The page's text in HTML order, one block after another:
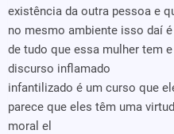
existência da outra pessoa e
no mesmo ambiente isso daí
de tudo que essa mulher tem
discurso inflamado
infantilizado é um curso que
parece que eles têm uma
moral el